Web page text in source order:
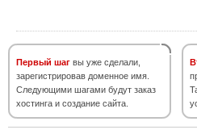
Первый шаг вы уже сделали,
зарегистрировав доменное имя.
Следующими шагами будут заказ
хостинга и создание сайта.